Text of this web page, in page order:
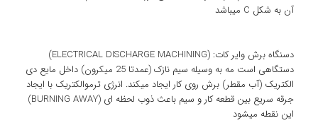
آن به شکل C میباشد
دسنگاه برش وایر کات: (ELECTRICAL DISCHARGE MACHINING)
دستگاهی است مه به وسیله سیم نازک (عمدتا 25 میکرون) داخل مایع دی
الکتریک (آب مقطر) برش روی کار ایجاد میکند. انرژی ترموالکتریک با ایجاد
جرقه سریع بین قطعه کار و سیم باعث ذوب لحظه ای (BURNING AWAY)
این نقطه میشود